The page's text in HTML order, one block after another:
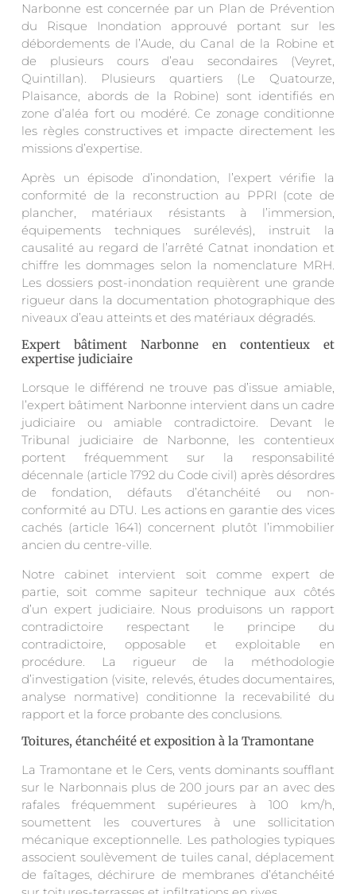
Narbonne est concernée par un Plan de Prévention
du Risque Inondation approuvé portant sur les
débordements de l’Aude, du Canal de la Robine et
de plusieurs cours d’eau secondaires (Veyret,
Quintillan). Plusieurs quartiers (Le Quatourze,
Plaisance, abords de la Robine) sont identifiés en
zone d’aléa fort ou modéré. Ce zonage conditionne
les règles constructives et impacte directement les
missions d’expertise.
Après un épisode d’inondation, l’expert vérifie la
conformité de la reconstruction au PPRI (cote de
plancher, matériaux résistants à l’immersion,
équipements techniques surélevés), instruit la
causalité au regard de l’arrêté Catnat inondation et
chiffre les dommages selon la nomenclature MRH.
Les dossiers post-inondation requièrent une grande
rigueur dans la documentation photographique des
niveaux d’eau atteints et des matériaux dégradés.
Expert bâtiment Narbonne en contentieux et
expertise judiciaire
Lorsque le différend ne trouve pas d’issue amiable,
l’expert bâtiment Narbonne intervient dans un cadre
judiciaire ou amiable contradictoire. Devant le
Tribunal judiciaire de Narbonne, les contentieux
portent fréquemment sur la responsabilité
décennale (article 1792 du Code civil) après désordres
de fondation, défauts d’étanchéité ou non-
conformité au DTU. Les actions en garantie des vices
cachés (article 1641) concernent plutôt l’immobilier
ancien du centre-ville.
Notre cabinet intervient soit comme expert de
partie, soit comme sapiteur technique aux côtés
d’un expert judiciaire. Nous produisons un rapport
contradictoire respectant le principe du
contradictoire, opposable et exploitable en
procédure. La rigueur de la méthodologie
d’investigation (visite, relevés, études documentaires,
analyse normative) conditionne la recevabilité du
rapport et la force probante des conclusions.
Toitures, étanchéité et exposition à la Tramontane
La Tramontane et le Cers, vents dominants soufflant
sur le Narbonnais plus de 200 jours par an avec des
rafales fréquemment supérieures à 100 km/h,
soumettent les couvertures à une sollicitation
mécanique exceptionnelle. Les pathologies typiques
associent soulèvement de tuiles canal, déplacement
de faîtages, déchirure de membranes d’étanchéité